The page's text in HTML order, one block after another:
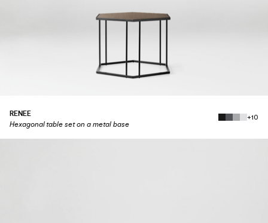
RENEE
Hexagonal table set on a metal base
+10